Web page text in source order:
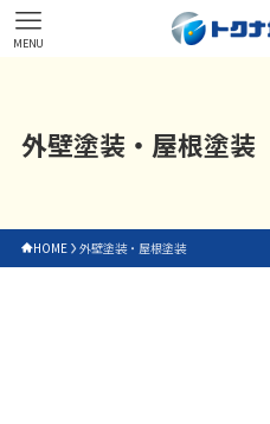
MENU
外壁塗装・屋根塗装
HOME 外壁塗装・屋根塗装